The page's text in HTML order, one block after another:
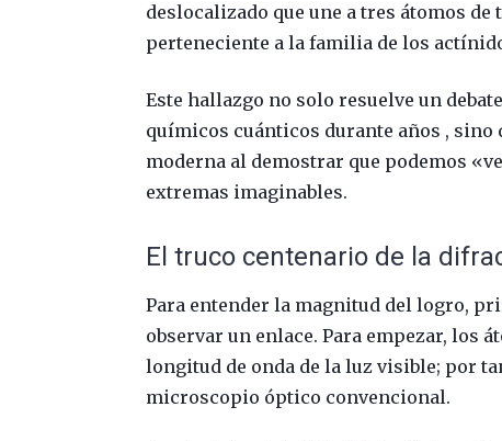
deslocalizado que une a tres átomos
perteneciente a la familia de los
Este hallazgo no solo resuelve un
químicos cuánticos durante años , sino
moderna al demostrar que podemos
extremas imaginables.
El truco centenario de la
Para entender la magnitud del logro,
observar un enlace. Para empezar, los
longitud de onda de la luz visible; por
microscopio óptico convencional.